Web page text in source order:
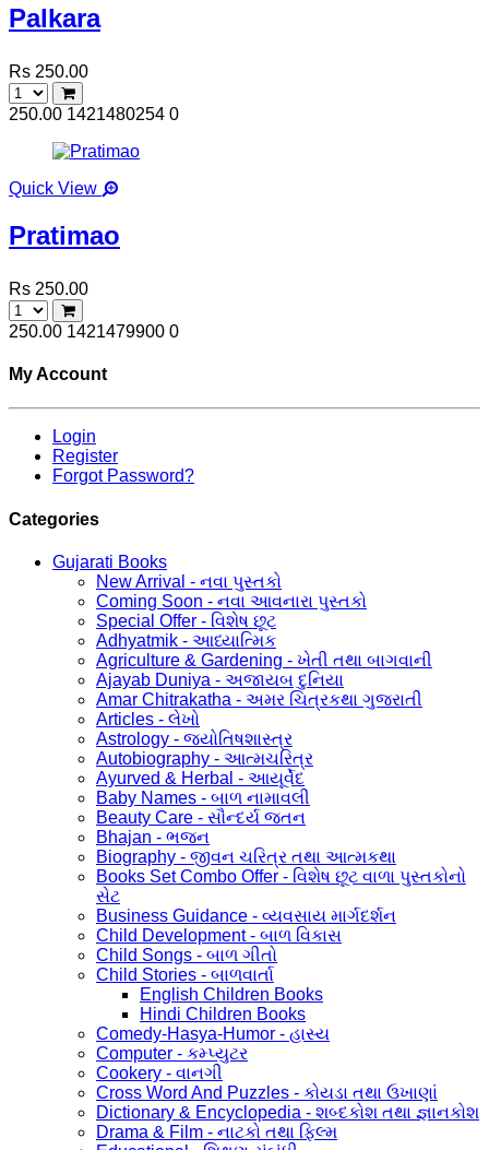
Palkara
Rs 250.00
250.00 1421480254 0
Quick View
Pratimao
Rs 250.00
250.00 1421479900 0
My Account
Login
Register
Forgot Password?
Categories
Gujarati Books
New Arrival - નવા પુસ્તકો
Coming Soon - નવા આવનારા પુસ્તકો
Special Offer - વિશેષ છૂટ
Adhyatmik - આધ્યાત્મિક
Agriculture & Gardening - ખેતી તથા બાગવાની
Ajayab Duniya - અજાયબ દુનિયા
Amar Chitrakatha - અમર ચિત્રકથા ગુજરાતી
Articles - લેખો
Astrology - જ્યોતિષશાસ્ત્ર
Autobiography - આત્મચરિત્ર
Ayurved & Herbal - આયૂર્વેદ
Baby Names - બાળ નામાવલી
Beauty Care - સૌન્દર્ય જતન
Bhajan - ભજન
Biography - જીવન ચરિત્ર તથા આત્મકથા
Books Set Combo Offer - વિશેષ છૂટ વાળા પુસ્તકોનો
સેટ
Business Guidance - વ્યવસાય માર્ગદર્શન
Child Development - બાળ વિકાસ
Child Songs - બાળ ગીતો
Child Stories - બાળવાર્તા
English Children Books
Hindi Children Books
Comedy-Hasya-Humor - હાસ્ય
Computer - કમ્પ્યુટર
Cookery - વાનગી
Cross Word And Puzzles - કોયડા તથા ઉખાણાં
Dictionary & Encyclopedia - શબ્દકોશ તથા જ્ઞાનકોશ
Drama & Film - નાટકો તથા ફિલ્મ